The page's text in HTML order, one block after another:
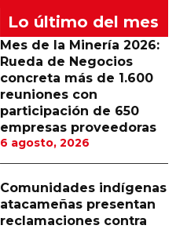
Lo último del mes
Mes de la Minería 2026:
Rueda de Negocios
concreta más de 1.600
reuniones con
participación de 650
empresas proveedoras
6 agosto, 2026
Comunidades indígenas
atacameñas presentan
reclamaciones contra